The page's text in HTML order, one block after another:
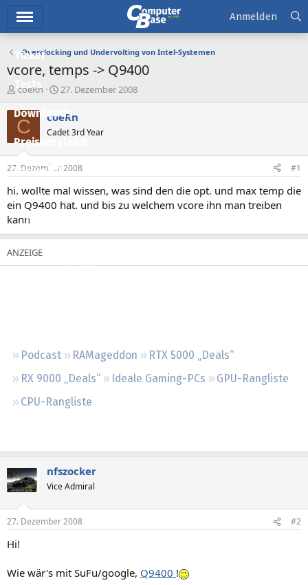
Ticker
Tests
Downloads
Preisvergleich
Forum
Aktuelles
Empfohlene Inhalte
Neueste Aktivitäten
Podcast RAMageddon
RTX 5000 „Deals“
RX 9000 „Deals“
Ideale Gaming-PCs
GPU-Rangliste
CPU-Rangliste
Anmelden
Overclocking und Undervolting von Intel-Systemen
vcore, temps -> Q9400
E
s
t
e
e
coeRn
E
s
t
e
t
a
m
27. Dezember 2008
C coeRn
Cadet 3rd Year
27. Dezember 2008 #1
hi, wollte mal wissen, was sind den die opt. und max temp die
ein Q9400 hat. und bis zu welchem vcore ihn man treiben
kann
nfszocker
Vice Admiral
27. Dezember 2008 #2
Hi!
Wie wär's mit SuFu/google, Q9400 !